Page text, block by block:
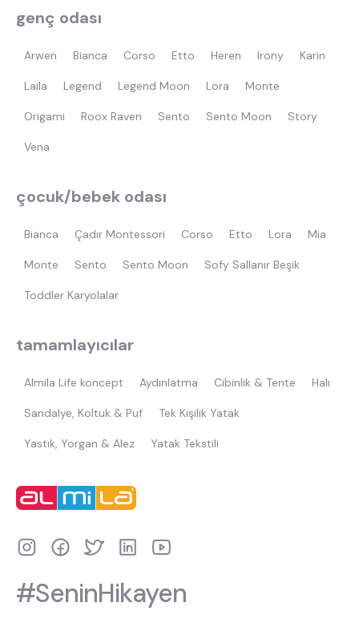
genç odası
Arwen Bianca Corso Etto Heren Irony Karin
Laila Legend Legend Moon Lora Monte
Origami Roox Raven Sento Sento Moon Story
Vena
çocuk/bebek odası
Bianca Çadır Montessori Corso Etto Lora Mia
Monte Sento Sento Moon Sofy Sallanır Beşik
Toddler Karyolalar
tamamlayıcılar
Almila Life koncept Aydınlatma Cibinlik & Tente Halı
Sandalye, Koltuk & Puf Tek Kişilik Yatak
Yastık, Yorgan & Alez Yatak Tekstili
#SeninHikayen